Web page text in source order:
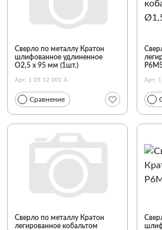
Сверло по металлу Кратон
шлифованное удлиненное
O2,5 х 95 мм (1шт.)
Арт. 1 05 12 001 А
Сравнение
Арт.
Сверло по металлу Кратон
легированное кобальтом